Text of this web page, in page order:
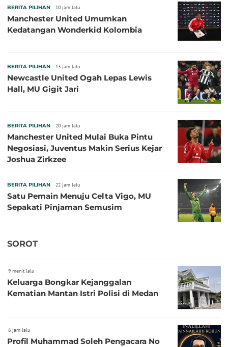
BERITA PILIHAN 10 jam lalu
Manchester United Umumkan
Kedatangan Wonderkid Kolombia
BERITA PILIHAN 13 jam lalu
Newcastle United Ogah Lepas Lewis
Hall, MU Gigit Jari
BERITA PILIHAN 20 jam lalu
Manchester United Mulai Buka Pintu
Negosiasi, Juventus Makin Serius Kejar
Joshua Zirkzee
BERITA PILIHAN 22 jam lalu
Satu Pemain Menuju Celta Vigo, MU
Sepakati Pinjaman Semusim
SOROT
9 menit lalu
Keluarga Bongkar Kejanggalan
Kematian Mantan Istri Polisi di Medan
6 jam lalu
Profil Muhammad Soleh Pengacara No